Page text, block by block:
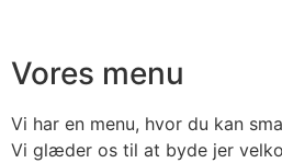
Vores menu
Vi har en menu, hvor du kan
Vi glæder os til at byde jer